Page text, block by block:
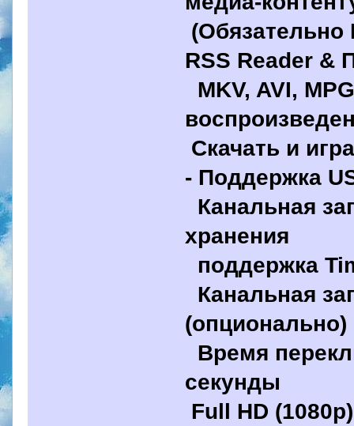
(Обязательно
RSS Reader &
MKV, AVI,
Скачать и
- Поддержка
Канальная
хранения
поддержка
Канальная
(опционально)
Время
секунды
Full HD